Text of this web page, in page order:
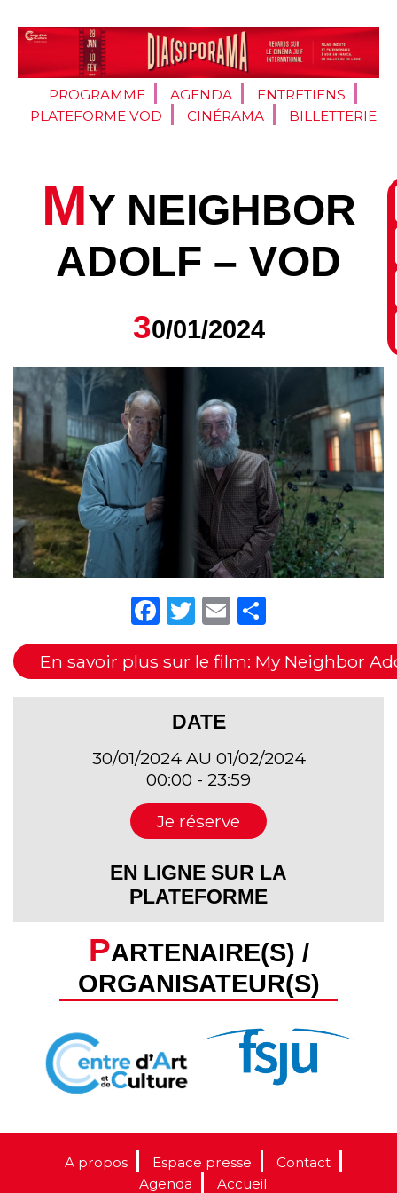
PROGRAMME AGENDA
ENTRETIENS
PLATEFORME VOD
CINÉRAMA BILLETTERIE
MY NEIGHBOR
ADOLF – VOD
30/01/2024
Facebook
Twitter
Email
En savoir plus sur le film: My Neighbor
DATE
30/01/2024 AU 01/02/2024
00:00 - 23:59
Je réserve
EN LIGNE SUR LA
PLATEFORME
PARTENAIRE(S) /
ORGANISATEUR(S)
A propos Espace presse
Contact
Agenda
Accueil